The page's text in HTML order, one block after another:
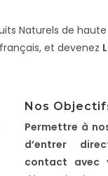
Naturels de
et devenez
Nos
Permettre à
d’entrer
contact avec